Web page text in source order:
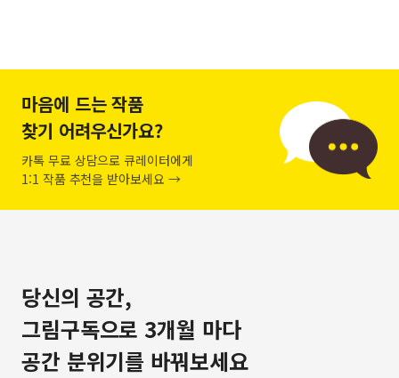
마음에 드는 작품
찾기 어려우신가요?
카톡 무료 상담으로 큐레이터에게
1:1 작품 추천을 받아보세요 →
당신의 공간,
그림구독으로 3개월 마다
공간 분위기를 바꿔보세요